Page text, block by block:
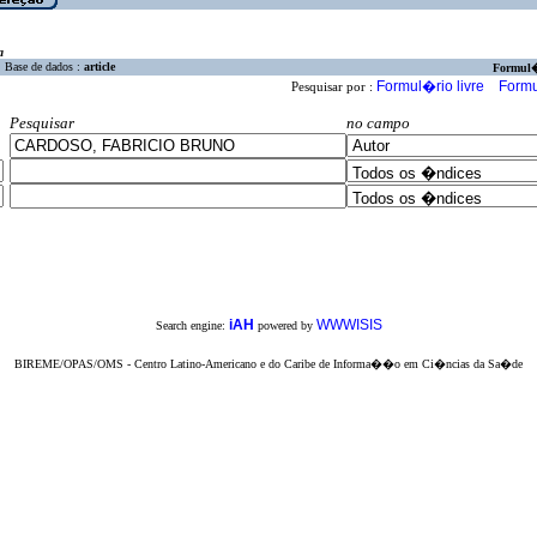
Base de dados : article
Pesquisar por : Formul�rio livre
Pesquisar
no campo
Search engine: iAH powered by WWWISIS
BIREME/OPAS/OMS - Centro Latino-Americano e do Caribe de Informa��o em Ci�ncias da Sa�de